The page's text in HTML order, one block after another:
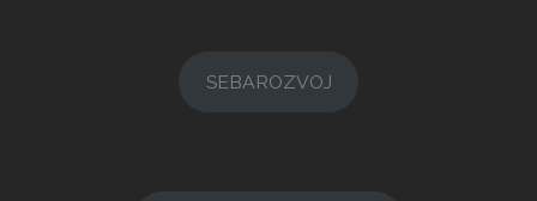
SEBAROZVOJ